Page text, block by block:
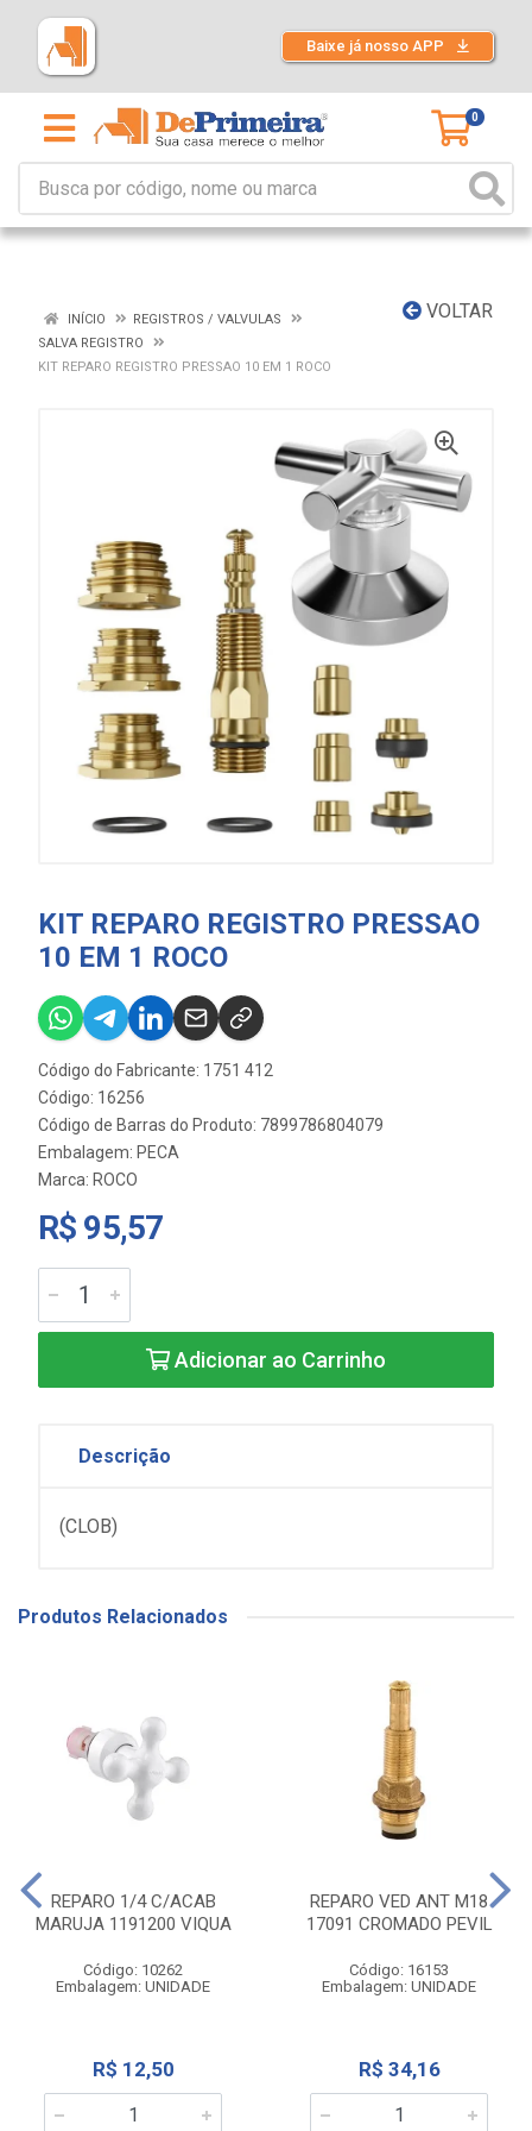
Baixe já nosso APP
0
VOLTAR
INÍCIO
REGISTROS / VALVULAS
SALVA REGISTRO
KIT REPARO REGISTRO PRESSAO 10 EM 1 ROCO
KIT REPARO REGISTRO PRESSAO
10 EM 1 ROCO
Código do Fabricante: 1751 412
Código: 16256
Código de Barras do Produto: 7899786804079
Embalagem: PECA
Marca: ROCO
R$ 95,57
Adicionar ao Carrinho
Descrição
(CLOB)
Produtos Relacionados
REPARO 1/4 C/ACAB
MARUJA 1191200 VIQUA
Código: 10262
Embalagem: UNIDADE
R$ 12,50
REPARO VED ANT M18
17091 CROMADO PEVIL
Código: 16153
Embalagem: UNIDADE
R$ 34,16